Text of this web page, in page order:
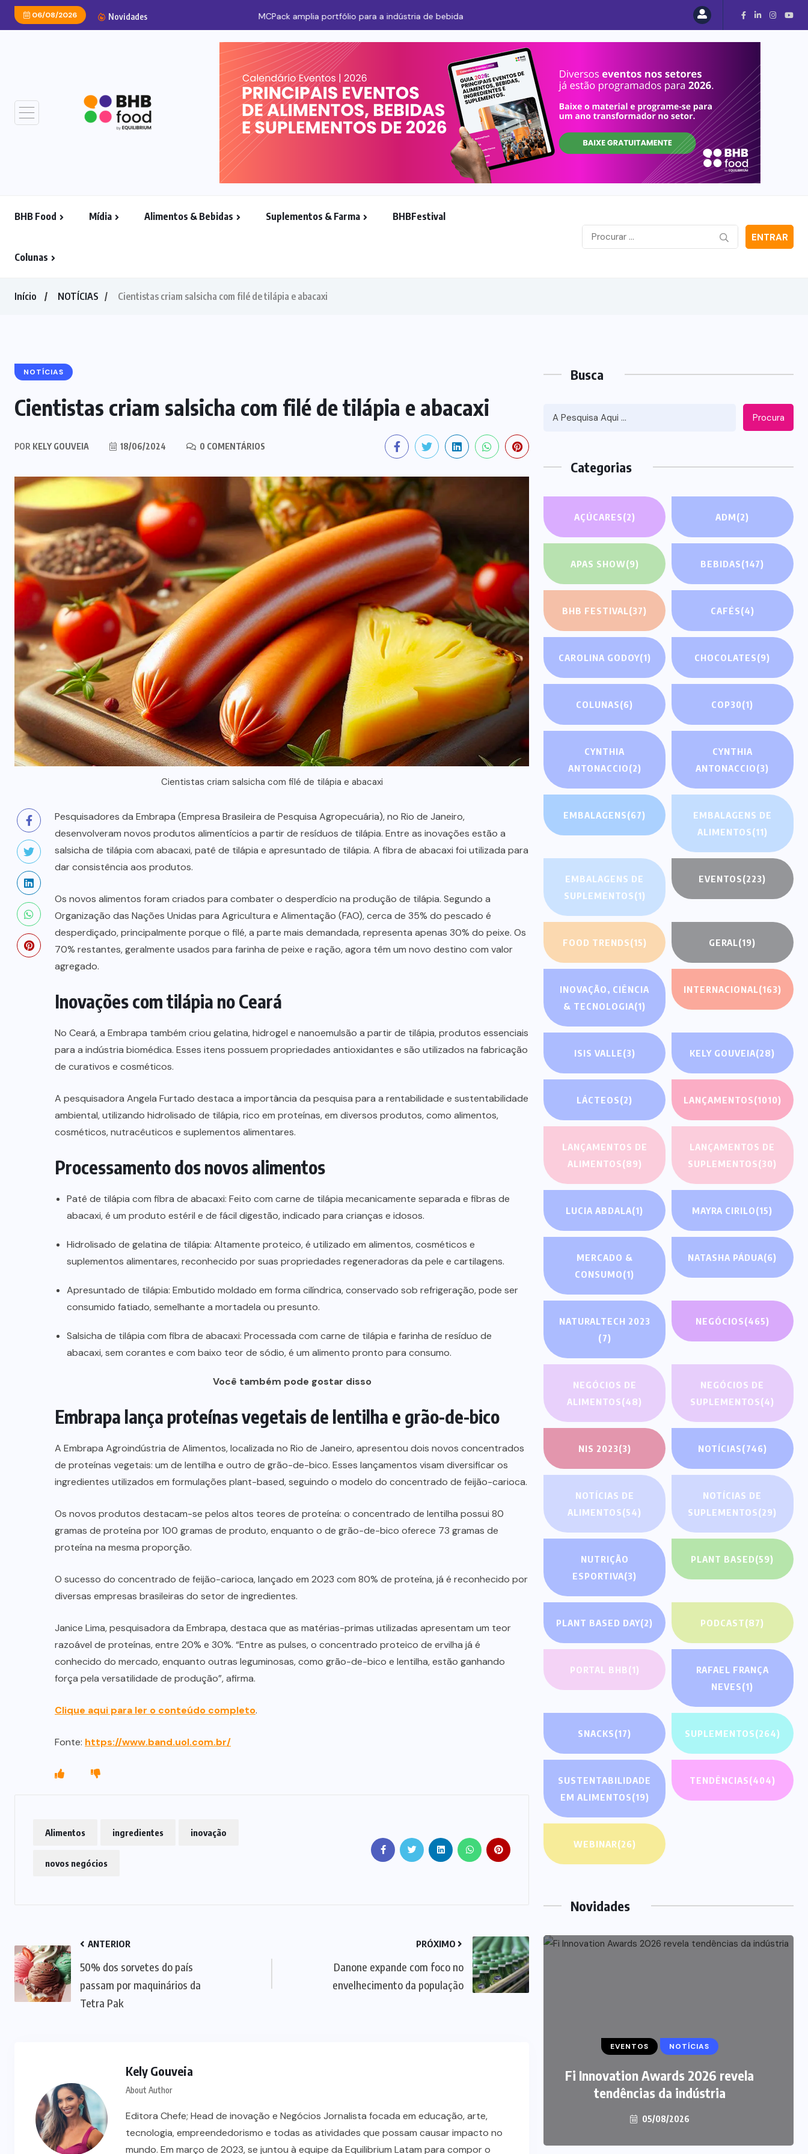
06/08/2026 Novidades MCPack amplia portfólio para a indústria de bebidas
BHB Food Mídia Alimentos & Bebidas Suplementos & Farma BHBFestival
Colunas
ENTRAR
Início NOTÍCIAS Cientistas criam salsicha com filé de tilápia e abacaxi
NOTÍCIAS
Cientistas criam salsicha com filé de tilápia e abacaxi
POR KELY GOUVEIA 18/06/2024 0 COMENTÁRIOS
Cientistas criam salsicha com filé de tilápia e abacaxi
Pesquisadores da Embrapa (Empresa Brasileira de Pesquisa Agropecuária), no Rio de Janeiro,
desenvolveram novos produtos alimentícios a partir de resíduos de tilápia. Entre as inovações estão a
salsicha de tilápia com abacaxi, patê de tilápia e apresuntado de tilápia. A fibra de abacaxi foi utilizada para
dar consistência aos produtos.
Os novos alimentos foram criados para combater o desperdício na produção de tilápia. Segundo a
Organização das Nações Unidas para Agricultura e Alimentação (FAO), cerca de 35% do pescado é
desperdiçado, principalmente porque o filé, a parte mais demandada, representa apenas 30% do peixe. Os
70% restantes, geralmente usados para farinha de peixe e ração, agora têm um novo destino com valor
agregado.
Inovações com tilápia no Ceará
No Ceará, a Embrapa também criou gelatina, hidrogel e nanoemulsão a partir de tilápia, produtos essenciais
para a indústria biomédica. Esses itens possuem propriedades antioxidantes e são utilizados na fabricação
de curativos e cosméticos.
A pesquisadora Angela Furtado destaca a importância da pesquisa para a rentabilidade e sustentabilidade
ambiental, utilizando hidrolisado de tilápia, rico em proteínas, em diversos produtos, como alimentos,
cosméticos, nutracêuticos e suplementos alimentares.
Processamento dos novos alimentos
Patê de tilápia com fibra de abacaxi: Feito com carne de tilápia mecanicamente separada e fibras de
abacaxi, é um produto estéril e de fácil digestão, indicado para crianças e idosos.
Hidrolisado de gelatina de tilápia: Altamente proteico, é utilizado em alimentos, cosméticos e
suplementos alimentares, reconhecido por suas propriedades regeneradoras da pele e cartilagens.
Apresuntado de tilápia: Embutido moldado em forma cilíndrica, conservado sob refrigeração, pode ser
consumido fatiado, semelhante a mortadela ou presunto.
Salsicha de tilápia com fibra de abacaxi: Processada com carne de tilápia e farinha de resíduo de
abacaxi, sem corantes e com baixo teor de sódio, é um alimento pronto para consumo.
Você também pode gostar disso
Embrapa lança proteínas vegetais de lentilha e grão-de-bico
A Embrapa Agroindústria de Alimentos, localizada no Rio de Janeiro, apresentou dois novos concentrados
de proteínas vegetais: um de lentilha e outro de grão-de-bico. Esses lançamentos visam diversificar os
ingredientes utilizados em formulações plant-based, seguindo o modelo do concentrado de feijão-carioca.
Os novos produtos destacam-se pelos altos teores de proteína: o concentrado de lentilha possui 80
gramas de proteína por 100 gramas de produto, enquanto o de grão-de-bico oferece 73 gramas de
proteína na mesma proporção.
O sucesso do concentrado de feijão-carioca, lançado em 2023 com 80% de proteína, já é reconhecido por
diversas empresas brasileiras do setor de ingredientes.
Janice Lima, pesquisadora da Embrapa, destaca que as matérias-primas utilizadas apresentam um teor
razoável de proteínas, entre 20% e 30%. “Entre as pulses, o concentrado proteico de ervilha já é
conhecido do mercado, enquanto outras leguminosas, como grão-de-bico e lentilha, estão ganhando
força pela versatilidade de produção”, afirma.
Clique aqui para ler o conteúdo completo.
Fonte: https://www.band.uol.com.br/
Alimentos ingredientes inovação
novos negócios
ANTERIOR
50% dos sorvetes do país
passam por maquinários da
Tetra Pak
PRÓXIMO
Danone expande com foco no
envelhecimento da população
Kely Gouveia
About Author
Editora Chefe; Head de inovação e Negócios Jornalista focada em educação, arte,
tecnologia, empreendedorismo e todas as atividades que possam causar impacto no
mundo. Em março de 2023, se juntou à equipe da Equilibrium Latam para compor o
Busca
Procura
Categorias
AÇÚCARES(2) ADM(2)
APAS SHOW(9) BEBIDAS(147)
BHB FESTIVAL(37) CAFÉS(4)
CAROLINA GODOY(1) CHOCOLATES(9)
COLUNAS(6) COP30(1)
CYNTHIA
ANTONACCIO(2)
CYNTHIA
ANTONACCIO(3)
EMBALAGENS(67)
EMBALAGENS DE
ALIMENTOS(11)
EMBALAGENS DE
SUPLEMENTOS(1)
EVENTOS(223)
FOOD TRENDS(15) GERAL(19)
INOVAÇÃO, CIÊNCIA
& TECNOLOGIA(1)
INTERNACIONAL(163)
ISIS VALLE(3) KELY GOUVEIA(28)
LÁCTEOS(2) LANÇAMENTOS(1010)
LANÇAMENTOS DE
ALIMENTOS(89)
LANÇAMENTOS DE
SUPLEMENTOS(30)
LUCIA ABDALA(1) MAYRA CIRILO(15)
MERCADO &
CONSUMO(1)
NATASHA PÁDUA(6)
NATURALTECH 2023
(7)
NEGÓCIOS(465)
NEGÓCIOS DE
ALIMENTOS(48)
NEGÓCIOS DE
SUPLEMENTOS(4)
NIS 2023(3) NOTÍCIAS(746)
NOTÍCIAS DE
ALIMENTOS(54)
NOTÍCIAS DE
SUPLEMENTOS(29)
NUTRIÇÃO
ESPORTIVA(3)
PLANT BASED(59)
PLANT BASED DAY(2) PODCAST(87)
PORTAL BHB(1)
RAFAEL FRANÇA
NEVES(1)
SNACKS(17) SUPLEMENTOS(264)
SUSTENTABILIDADE
EM ALIMENTOS(19)
TENDÊNCIAS(404)
WEBINAR(26)
Novidades
Fi Innovation Awards 2026 revela
tendências da indústria
05/08/2026 05/08/2026
EVENTOS NOTÍCIAS
Fi Innovation Awards 2026 revela
tendências da indústria
05/08/2026